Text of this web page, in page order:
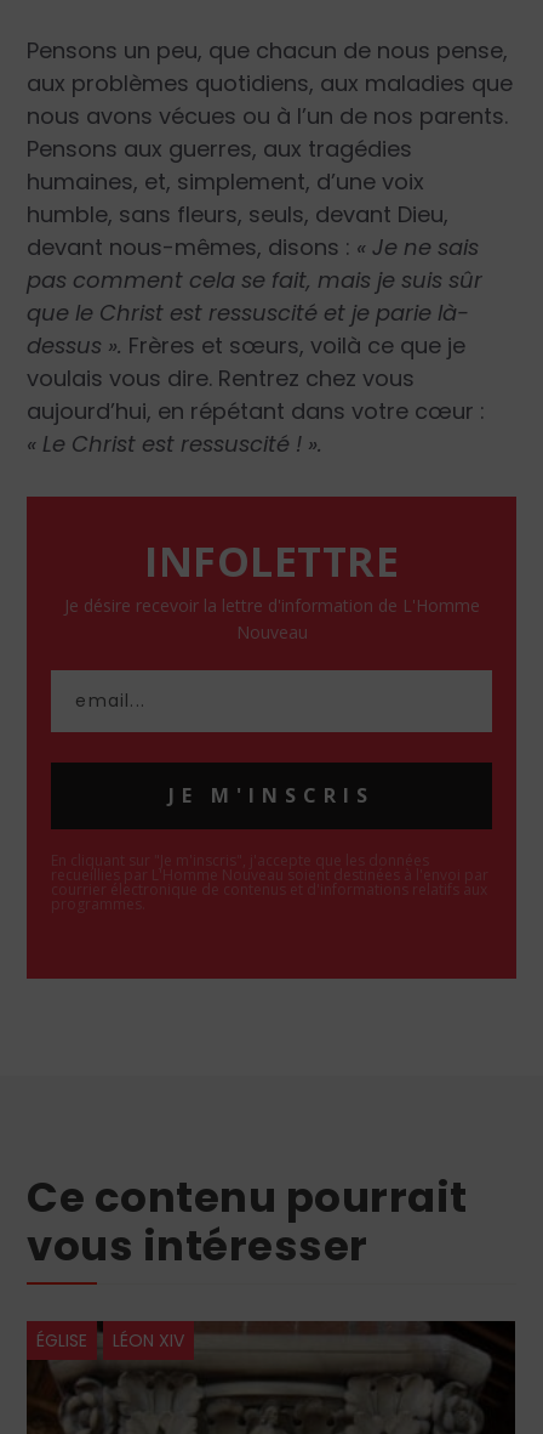
Pensons un peu, que chacun de nous pense,
aux problèmes quotidiens, aux maladies que
nous avons vécues ou à l’un de nos parents.
Pensons aux guerres, aux tragédies
humaines, et, simplement, d’une voix
humble, sans fleurs, seuls, devant Dieu,
devant nous-mêmes, disons : « Je ne sais
pas comment cela se fait, mais je suis sûr
que le Christ est ressuscité et je parie là-
dessus ». Frères et sœurs, voilà ce que je
voulais vous dire. Rentrez chez vous
aujourd’hui, en répétant dans votre cœur :
« Le Christ est ressuscité ! ».
INFOLETTRE
Je désire recevoir la lettre d'information de L'Homme
Nouveau
JE M'INSCRIS
En cliquant sur "Je m'inscris", j'accepte que les données
recueillies par L'Homme Nouveau soient destinées à l'envoi par
courrier électronique de contenus et d'informations relatifs aux
programmes.
Ce contenu pourrait
vous intéresser
ÉGLISE LÉON XIV